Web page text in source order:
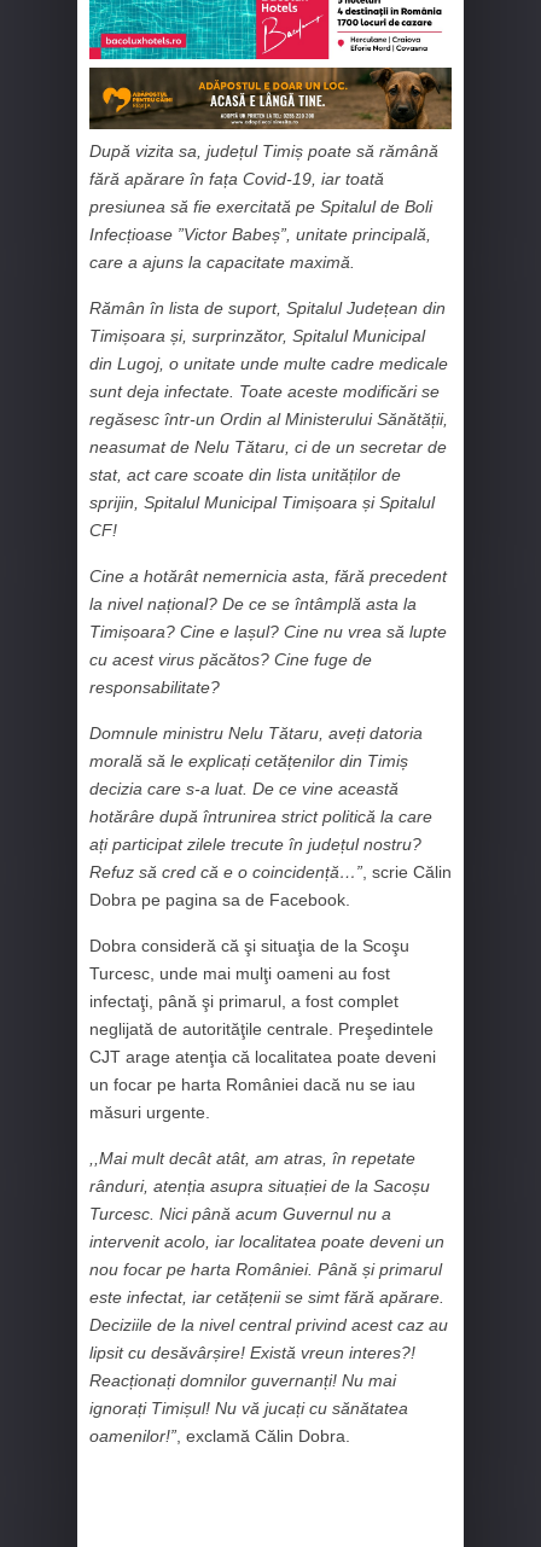
După vizita sa, județul Timiș poate să rămână
fără apărare în fața Covid-19, iar toată
presiunea să fie exercitată pe Spitalul de Boli
Infecțioase ”Victor Babeș”, unitate principală,
care a ajuns la capacitate maximă.
Rămân în lista de suport, Spitalul Județean din
Timișoara și, surprinzător, Spitalul Municipal
din Lugoj, o unitate unde multe cadre medicale
sunt deja infectate. Toate aceste modificări se
regăsesc într-un Ordin al Ministerului Sănătății,
neasumat de Nelu Tătaru, ci de un secretar de
stat, act care scoate din lista unităților de
sprijin, Spitalul Municipal Timișoara și Spitalul
CF!
Cine a hotărât nemernicia asta, fără precedent
la nivel național? De ce se întâmplă asta la
Timișoara? Cine e lașul? Cine nu vrea să lupte
cu acest virus păcătos? Cine fuge de
responsabilitate?
Domnule ministru Nelu Tătaru, aveți datoria
morală să le explicați cetățenilor din Timiș
decizia care s-a luat. De ce vine această
hotărâre după întrunirea strict politică la care
ați participat zilele trecute în județul nostru?
Refuz să cred că e o coincidență…” , scrie Călin
Dobra pe pagina sa de Facebook.
Dobra consideră că şi situaţia de la Scoşu
Turcesc, unde mai mulţi oameni au fost
infectaţi, până şi primarul, a fost complet
neglijată de autorităţile centrale. Preşedintele
CJT arage atenţia că localitatea poate deveni
un focar pe harta României dacă nu se iau
măsuri urgente.
,,Mai mult decât atât, am atras, în repetate
rânduri, atenția asupra situației de la Sacoșu
Turcesc. Nici până acum Guvernul nu a
intervenit acolo, iar localitatea poate deveni un
nou focar pe harta României. Până și primarul
este infectat, iar cetățenii se simt fără apărare.
Deciziile de la nivel central privind acest caz au
lipsit cu desăvârșire! Există vreun interes?!
Reacționați domnilor guvernanți! Nu mai
ignorați Timișul! Nu vă jucați cu sănătatea
oamenilor!” , exclamă Călin Dobra.